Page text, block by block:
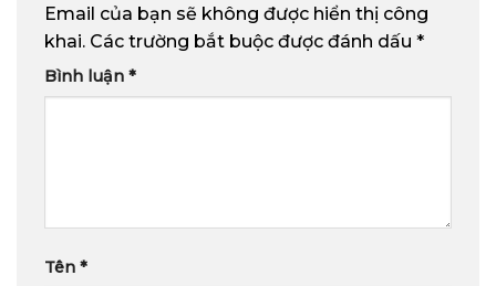
Email của bạn sẽ không được hiển thị công
khai. Các trường bắt buộc được đánh dấu *
Bình luận *
Tên *